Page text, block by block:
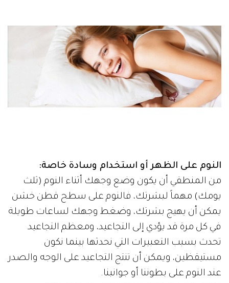
النوم على الظهر أو استخدام وسادة خاصة:
من المنطقي أن يكون وضع وجهك أثناء النوم (ثلث
يومك) مهماً لبشرتك، فالنوم على سطح قطن خشن
يمكن أن يهيج بشرتك، وضغط وجهك لساعات طويلة
في كل مرة قد يؤدي إلى التجاعيد، ومعظم التجاعيد
تحدث بسبب التعبيرات التي نحدثها بينما نكون
مستيقظين، ويمكن أن تنتج التجاعيد على الوجه والصدر
عند النوم على بطوننا أو جوانبنا.